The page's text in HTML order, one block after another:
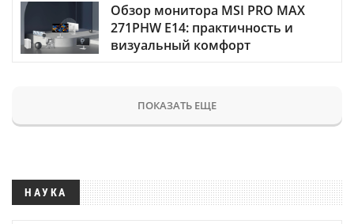
Обзор монитора MSI PRO MAX
271PHW E14: практичность и
визуальный комфорт
ПОКАЗАТЬ ЕЩЕ
НАУКА